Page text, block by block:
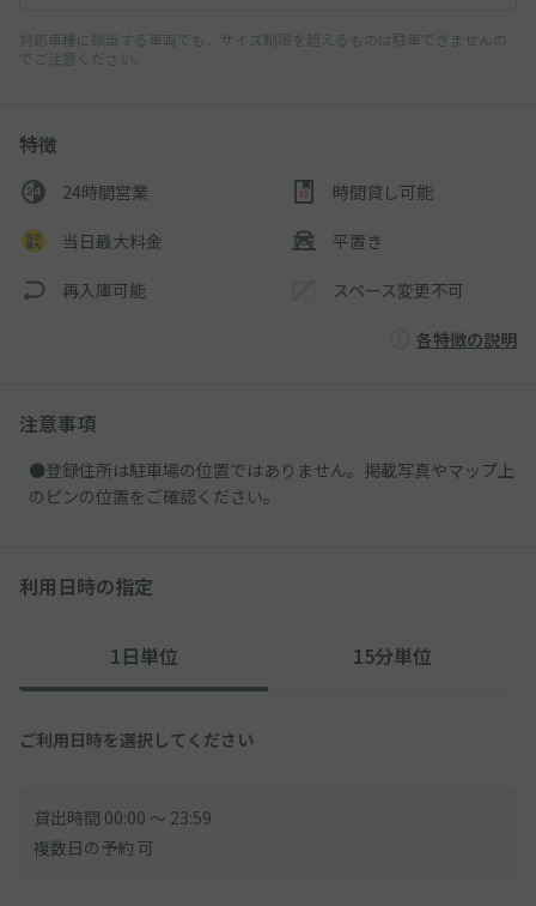
対応車種に該当する車両でも、サイズ制限を超えるものは駐車できませんの
でご注意ください。
特徴
24時間営業 時間貸し可能
当日最大料金 平置き
再入庫可能 スペース変更不可
各特徴の説明
注意事項
●登録住所は駐車場の位置ではありません。掲載写真やマップ上
のピンの位置をご確認ください。
利用日時の指定
1日単位 15分単位
ご利用日時を選択してください
貸出時間 00:00 〜 23:59
複数日の予約 可